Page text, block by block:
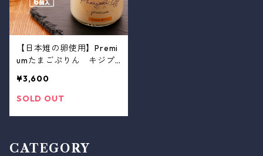
【日本雉の卵使用】Premi
umたまごぷりん キジプ
¥3,600
SOLD OUT
CATEGORY